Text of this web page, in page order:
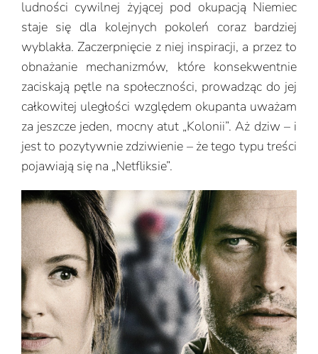
ludności cywilnej żyjącej pod okupacją Niemiec
staje się dla kolejnych pokoleń coraz bardziej
wyblakła. Zaczerpnięcie z niej inspiracji, a przez to
obnażanie mechanizmów, które konsekwentnie
zaciskają pętle na społeczności, prowadząc do jej
całkowitej uległości względem okupanta uważam
za jeszcze jeden, mocny atut „Kolonii”. Aż dziw – i
jest to pozytywnie zdziwienie – że tego typu treści
pojawiają się na „Netfliksie”.